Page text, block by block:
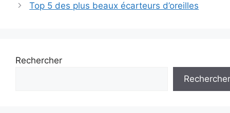
Top 5 des plus beaux écarteurs d’oreilles
Rechercher
Rechercher